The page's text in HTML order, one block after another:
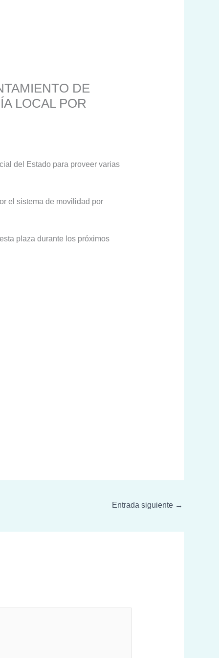
DE
LOCAL POR
del Estado para proveer varias
el sistema de movilidad por
plaza durante los próximos
Entrada siguiente →